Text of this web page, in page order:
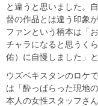
と違うと思いました。
督の作品とは違う印象
ファンという柄本は「
チャラになると思うく
佑）に自慢しました」
ウズベキスタンのロケ
は「酔っぱらった現地
本人の女性スタッフさ